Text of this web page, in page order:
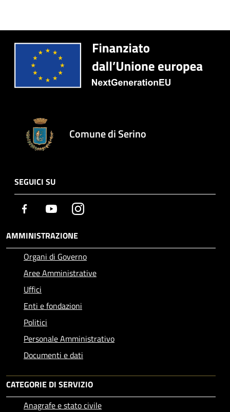
Comune di Serino
SEGUICI SU
Facebook YoutubeInstagram
AMMINISTRAZIONE
Organi di Governo
Aree Amministrative
Uffici
Enti e fondazioni
Politici
Personale Amministrativo
Documenti e dati
CATEGORIE DI SERVIZIO
Anagrafe e stato civile